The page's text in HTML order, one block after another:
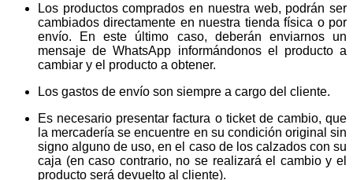
Los productos comprados en nuestra web, podrán ser
cambiados directamente en nuestra tienda física o por
envío. En este último caso, deberán enviarnos un
mensaje de WhatsApp informándonos el producto a
cambiar y el producto a obtener.
Los gastos de envío son siempre a cargo del cliente.
Es necesario presentar factura o ticket de cambio, que
la mercadería se encuentre en su condición original sin
signo alguno de uso, en el caso de los calzados con su
caja (en caso contrario, no se realizará el cambio y el
producto será devuelto al cliente).